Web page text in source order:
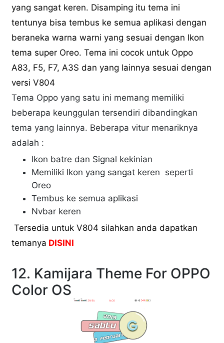
yang sangat keren. Disamping itu tema ini
tentunya bisa tembus ke semua aplikasi dengan
beraneka warna warni yang sesuai dengan Ikon
tema super Oreo. Tema ini cocok untuk Oppo
A83, F5, F7, A3S dan yang lainnya sesuai dengan
versi V804
Tema Oppo yang satu ini memang memiliki
beberapa keunggulan tersendiri dibandingkan
tema yang lainnya. Beberapa vitur menariknya
adalah :
Ikon batre dan Signal kekinian
Memiliki Ikon yang sangat keren seperti
Oreo
Tembus ke semua aplikasi
Nvbar keren
Tersedia untuk V804 silahkan anda dapatkan
temanya DISINI
12. Kamijara Theme For OPPO
Color OS